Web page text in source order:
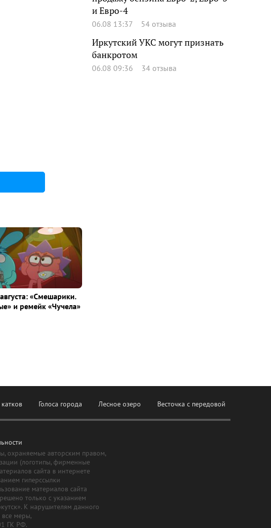
и Евро-4
06.08 13:37 54 отзыва
Иркутский УКС могут признать
банкротом
06.08 09:36 34 отзыва
«Смешарики.
и ремейк «Чучела»
Голоса города Лесное озеро Весточка с передовой
охраняемые авторским правом,
(логотипы, фирменные
сайта в интернете
гиперссылки
материалов сайта
только с указанием
К нарушителям данного
меры,
ГК РФ.